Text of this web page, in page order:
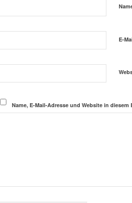
E-
Name, E-Mail-Adresse und Website in